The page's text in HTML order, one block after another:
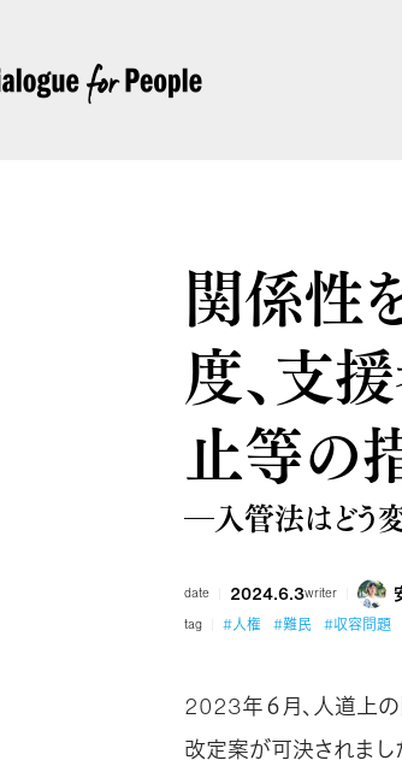
関係性
度、支
止等の
―入管法はどう変
date 2024.6.3writer
tag #人権 #難民 #収容問題
2023年６月、人道上
改定案が可決されまし